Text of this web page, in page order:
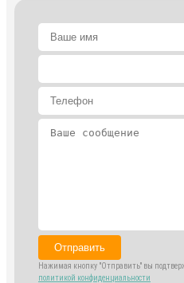
Отправить
Нажимая кнопку "Отправить" вы
политикой конфиденциальности